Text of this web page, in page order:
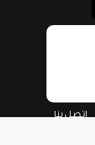
اتصل بنا